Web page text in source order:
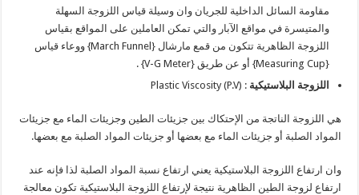
مقاومة السائل الداخلية للجريان وان وسيلة قياس اللزوجة السهلة
والمتيسرة في مواقع الآبار والتي تمكن العاملين على المواقع بقياس
اللزوجة الظاهرية تتكون من قمع مارشال {March Funnel} ووعاء قياس
{Measuring Cup} أو عن طريق {V-G Meter} .
اللزوجة البلاستيكية : (Plastic Viscosity (P.V
هي اللزوجة الناتجة من الإحتكاك بين جزيئات الطين وجزيئات الماء مع جزيئات
المواد الصلبة أو جزيئات الماء مع بعضها أو جزيئات المواد الصلبة مع بعضها.
وان ارتفاع اللزوجة البلاستيكية يعني ارتفاع نسبة المواد الصلبة لذا فإنه عند
ارتفاع لزوجة الطين الظاهرية نتيجة لإرتفاع اللزوجة البلاستيكية تكون معالجة